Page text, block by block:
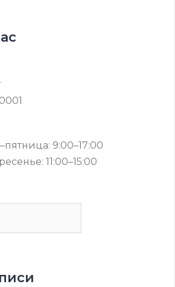
9:00–17:00
11:00–15:00